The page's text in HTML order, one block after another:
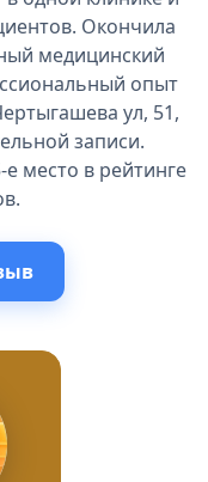
Окончила
медицинский
опыт
ул, 51,
записи.
место в рейтинге